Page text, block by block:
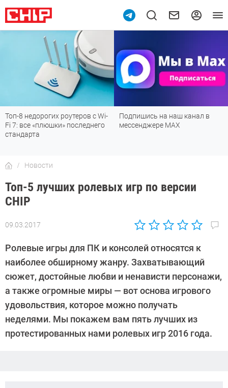
Топ-8 недорогих роутеров с Wi-
Fi 7: все «плюшки» последнего
стандарта
Подпишись на наш канал в
мессенджере МАХ
Новости
Топ-5 лучших ролевых игр по версии
CHIP
09.03.2017
Автор:
Поповкин
Ролевые игры для ПК и консолей относятся к
наиболее обширному жанру. Захватывающий
сюжет, достойные любви и ненависти персонажи,
а также огромные миры — вот основа игрового
удовольствия, которое можно получать
неделями. Мы покажем вам пять лучших из
протестированных нами ролевых игр 2016 года.